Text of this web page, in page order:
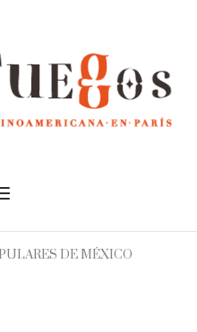
DE MÉXICO